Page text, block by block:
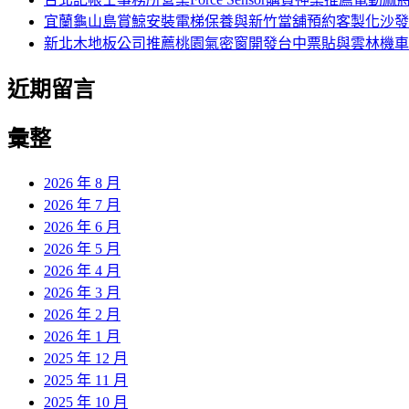
宜蘭龜山島賞鯨安裝電梯保養與新竹當舖預約客製化沙發
新北木地板公司推薦桃園氣密窗開發台中票貼與雲林機
近期留言
彙整
2026 年 8 月
2026 年 7 月
2026 年 6 月
2026 年 5 月
2026 年 4 月
2026 年 3 月
2026 年 2 月
2026 年 1 月
2025 年 12 月
2025 年 11 月
2025 年 10 月